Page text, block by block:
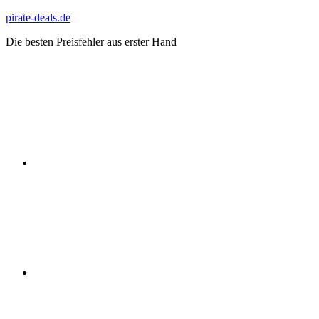
Zum
springen
pirate-deals.de
Die besten Preisfehler aus erster Hand